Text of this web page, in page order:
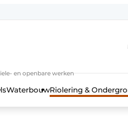
en openbare werken
WaterbouwRiolering &